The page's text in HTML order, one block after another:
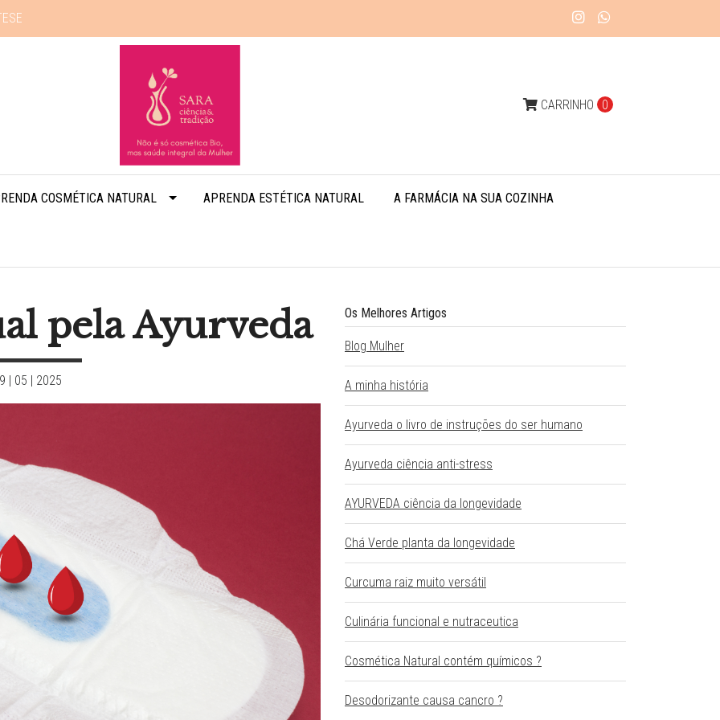
CARRINHO 0
COSMÉTICA NATURAL APRENDA ESTÉTICA NATURAL A FARMÁCIA NA SUA COZINHA
pela Ayurveda
| 05 | 2025
Os Melhores Artigos
Blog Mulher
A minha história
Ayurveda o livro de instruções do ser humano
Ayurveda ciência anti-stress
AYURVEDA ciência da longevidade
Chá Verde planta da longevidade
Curcuma raiz muito versátil
Culinária funcional e nutraceutica
Cosmética Natural contém químicos ?
Desodorizante causa cancro ?